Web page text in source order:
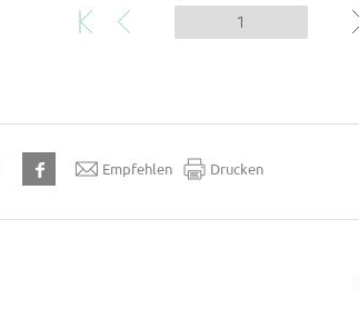
Empfehlen Drucken